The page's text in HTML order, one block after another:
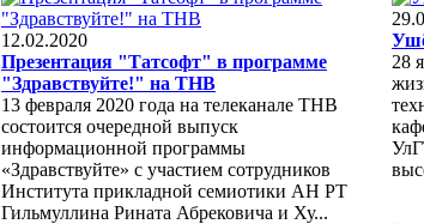
12.02.2020
Презентация "Татсофт" в программе
"Здравствуйте!" на ТНВ
13 февраля 2020 года на телеканале ТНВ
состоится очередной выпуск
информационной программы
«Здравствуйте» с участием сотрудников
Института прикладной семиотики АН РТ
Гильмуллина Рината Абрековича и Ху...
28